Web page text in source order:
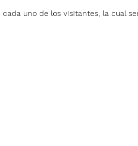
uno de los visitantes, la cual